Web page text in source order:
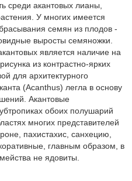
среди акантовых лианы,
У многих имеется
семян из плодов -
выросты семяножки.
является наличие на
из контрастно-ярких
для архитектурного
(Acanthus) легла в основу
Акантовые
обоих полушарий
многих представителей
пахистахис, санхецию,
главным образом, в
не ядовиты.